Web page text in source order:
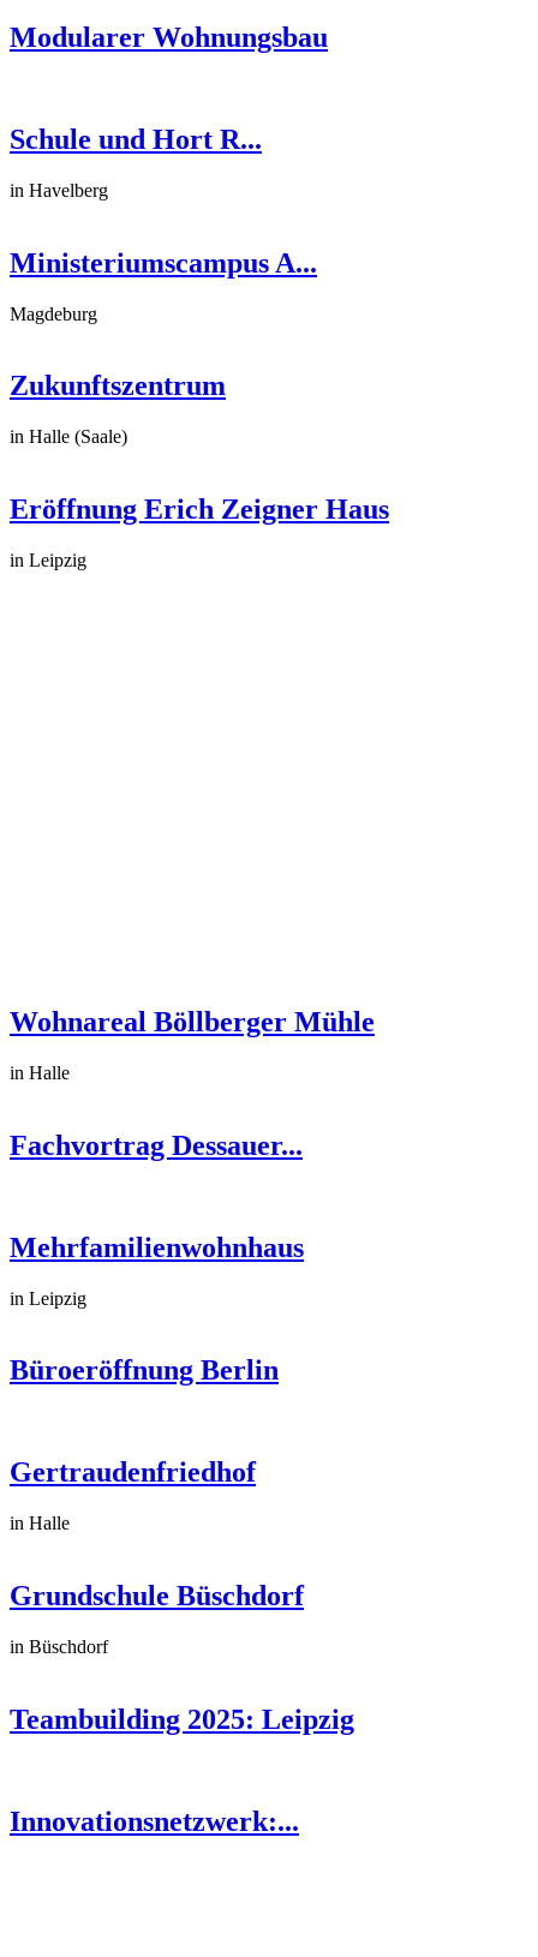
Modularer Wohnungsbau
Schule und Hort R...
in Havelberg
Ministeriumscampus A...
Magdeburg
Zukunftszentrum
in Halle (Saale)
Eröffnung Erich Zeigner Haus
in Leipzig
Wohnareal Böllberger Mühle
in Halle
Fachvortrag Dessauer...
Mehrfamilienwohnhaus
in Leipzig
Büroeröffnung Berlin
Gertraudenfriedhof
in Halle
Grundschule Büschdorf
in Büschdorf
Teambuilding 2025: Leipzig
Innovationsnetzwerk:...